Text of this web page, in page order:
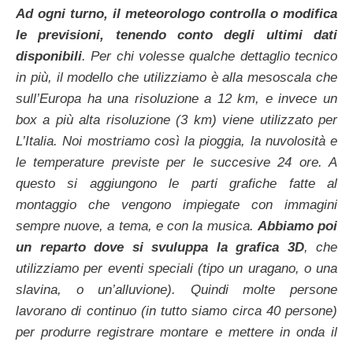
Ad ogni turno, il meteorologo controlla o modifica
le previsioni, tenendo conto degli ultimi dati
disponibili. Per chi volesse qualche dettaglio tecnico
in più, il modello che utilizziamo è alla mesoscala che
sull’Europa ha una risoluzione a 12 km, e invece un
box a più alta risoluzione (3 km) viene utilizzato per
L’Italia. Noi mostriamo così la pioggia, la nuvolosità e
le temperature previste per le succesive 24 ore. A
questo si aggiungono le parti grafiche fatte al
montaggio che vengono impiegate con immagini
sempre nuove, a tema, e con la musica. Abbiamo poi
un reparto dove si svuluppa la grafica 3D, che
utilizziamo per eventi speciali (tipo un uragano, o una
slavina, o un’alluvione). Quindi molte persone
lavorano di continuo (in tutto siamo circa 40 persone)
per produrre registrare montare e mettere in onda il